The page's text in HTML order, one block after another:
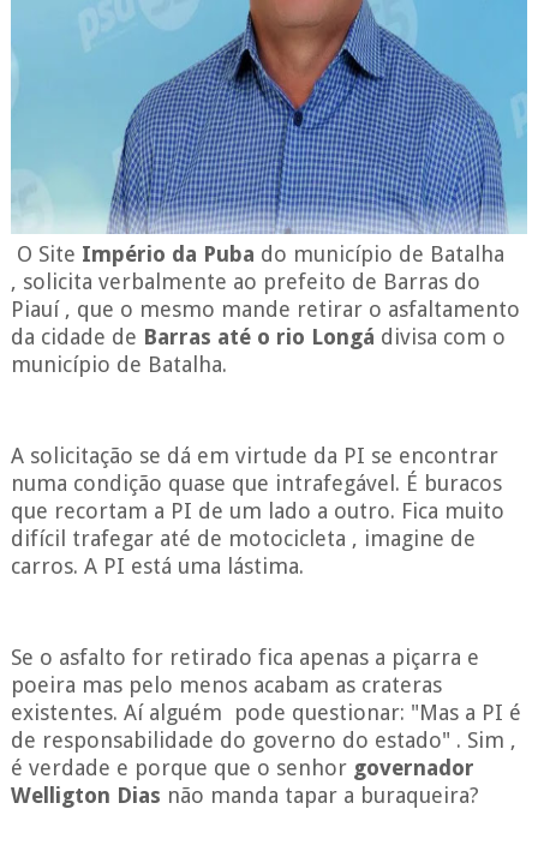
O Site Império da Puba do município de Batalha
, solicita verbalmente ao prefeito de Barras do
Piauí , que o mesmo mande retirar o asfaltamento
da cidade de Barras até o rio Longá divisa com o
município de Batalha.
A solicitação se dá em virtude da PI se encontrar
numa condição quase que intrafegável. É buracos
que recortam a PI de um lado a outro. Fica muito
difícil trafegar até de motocicleta , imagine de
carros. A PI está uma lástima.
Se o asfalto for retirado fica apenas a piçarra e
poeira mas pelo menos acabam as crateras
existentes. Aí alguém pode questionar: "Mas a PI é
de responsabilidade do governo do estado" . Sim ,
é verdade e porque que o senhor governador
Welligton Dias não manda tapar a buraqueira?